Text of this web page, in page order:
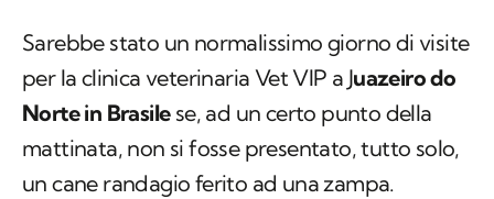
Sarebbe stato un normalissimo giorno di visite
per la clinica veterinaria Vet VIP a Juazeiro do
Norte in Brasilese, ad un certo punto della
mattinata, non si fosse presentato, tutto solo,
un cane randagio ferito ad una zampa.